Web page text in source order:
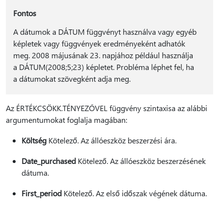
Fontos
A dátumok a DÁTUM függvényt használva vagy egyéb
képletek vagy függvények eredményeként adhatók
meg. 2008 májusának 23. napjához például használja
a DÁTUM(2008;5;23) képletet. Probléma léphet fel, ha
a dátumokat szövegként adja meg.
Az ÉRTÉKCSÖKK.TÉNYEZŐVEL függvény szintaxisa az alábbi
argumentumokat foglalja magában:
Költség Kötelező. Az állóeszköz beszerzési ára.
Date_purchased Kötelező. Az állóeszköz beszerzésének
dátuma.
First_period Kötelező. Az első időszak végének dátuma.